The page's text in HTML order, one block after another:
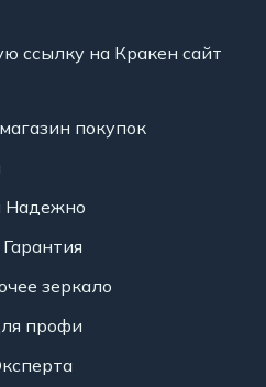
ссылку на Кракен сайт
покупок
Надежно
зеркало
профи